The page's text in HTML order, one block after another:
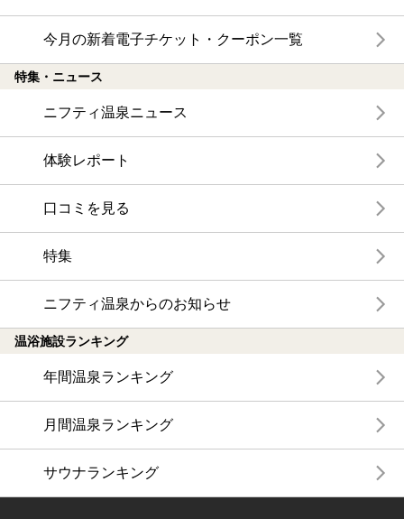
今月の新着電子チケット・クーポン一覧
特集・ニュース
ニフティ温泉ニュース
体験レポート
口コミを見る
特集
ニフティ温泉からのお知らせ
温浴施設ランキング
年間温泉ランキング
月間温泉ランキング
サウナランキング